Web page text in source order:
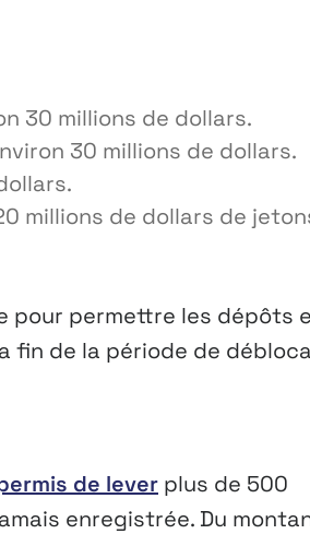
30 millions de dollars.
30 millions de dollars.
millions de dollars de
pour permettre les dépôts
fin de la période de
de lever plus de 500
enregistrée. Du